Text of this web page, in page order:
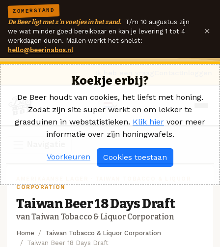
ZOMERSTAND
De Beer ligt met z'n voetjes in het zand. T/m 10 augustus zijn
we wat minder goed bereikbaar en kan je levering 1 tot 4
werkdagen duren. Mailen werkt het snelst:
hello@beerinabox.nl
×
CORPORATION
Taiwan Beer 18 Days Draft
van Taiwan Tobacco & Liquor Corporation
Home
Taiwan Tobacco & Liquor Corporation
Taiwan Beer 18 Days Draft
Koekje erbij?
De Beer houdt van cookies, het liefst met honing.
Zodat zijn site super werkt en om lekker te
grasduinen in webstatistieken. Klik hier voor meer
informatie over zijn honingwafels.
Voorkeuren Cookies toestaan